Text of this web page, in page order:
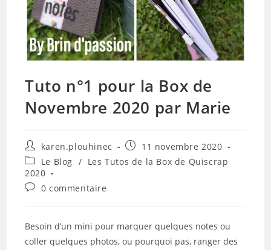
Tuto n°1 pour la Box de
Novembre 2020 par Marie
Auteur/autrice
de
la
publication :
karen.plouhinec
Publication
publiée :
11 novembre 2020
Post
category:
Le Blog / Les Tutos de la Box de Quiscrap
2020
Commentaires
publication :
0 commentaire
Besoin d’un mini pour marquer quelques notes ou
coller quelques photos, ou pourquoi pas, ranger des